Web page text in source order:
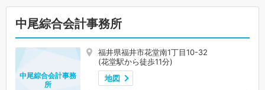
中尾綜合会計事務所
福井県福井市花堂南1丁目10-32
(花堂駅から徒歩11分)
地図
中尾綜合会計事務
所